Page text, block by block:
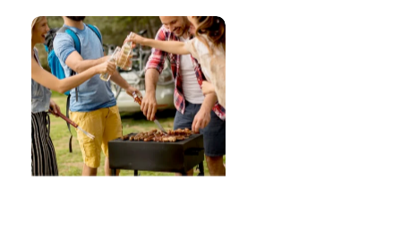
Intercâmbio
em
2026:
Estude,
Explore
e